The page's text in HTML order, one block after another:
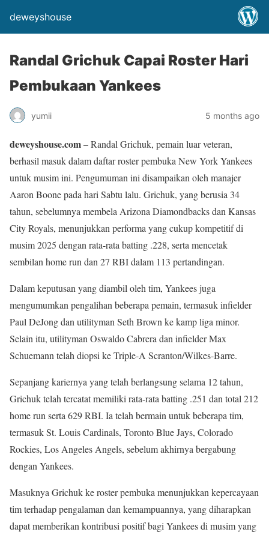
deweyshouse
Randal Grichuk Capai Roster Hari
Pembukaan Yankees
yumii 5 months ago
deweyshouse.com– Randal Grichuk, pemain luar veteran,
berhasil masuk dalam daftar roster pembuka New York Yankees
untuk musim ini. Pengumuman ini disampaikan oleh manajer
Aaron Boone pada hari Sabtu lalu. Grichuk, yang berusia 34
tahun, sebelumnya membela Arizona Diamondbacks dan Kansas
City Royals, menunjukkan performa yang cukup kompetitif di
musim 2025 dengan rata-rata batting .228, serta mencetak
sembilan home run dan 27 RBI dalam 113 pertandingan.
Dalam keputusan yang diambil oleh tim, Yankees juga
mengumumkan pengalihan beberapa pemain, termasuk infielder
Paul DeJong dan utilityman Seth Brown ke kamp liga minor.
Selain itu, utilityman Oswaldo Cabrera dan infielder Max
Schuemann telah diopsi ke Triple-A Scranton/Wilkes-Barre.
Sepanjang kariernya yang telah berlangsung selama 12 tahun,
Grichuk telah tercatat memiliki rata-rata batting .251 dan total 212
home run serta 629 RBI. Ia telah bermain untuk beberapa tim,
termasuk St. Louis Cardinals, Toronto Blue Jays, Colorado
Rockies, Los Angeles Angels, sebelum akhirnya bergabung
dengan Yankees.
Masuknya Grichuk ke roster pembuka menunjukkan kepercayaan
tim terhadap pengalaman dan kemampuannya, yang diharapkan
dapat memberikan kontribusi positif bagi Yankees di musim yang